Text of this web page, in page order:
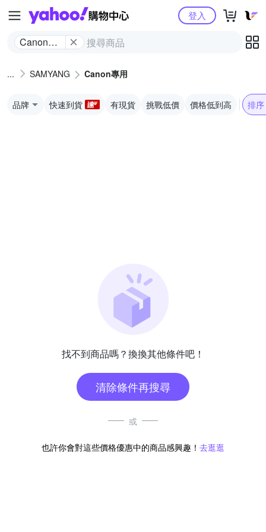
Yahoo購物中心
Canon專
登入
SAMYANG Canon專用
品牌 快速到貨 有現貨 挑戰低價 價格低到高 排序
找不到商品嗎？換換其他條件吧！
清除條件再搜尋
或
也許你會對這些價格優惠中的商品感興趣！ 去逛逛